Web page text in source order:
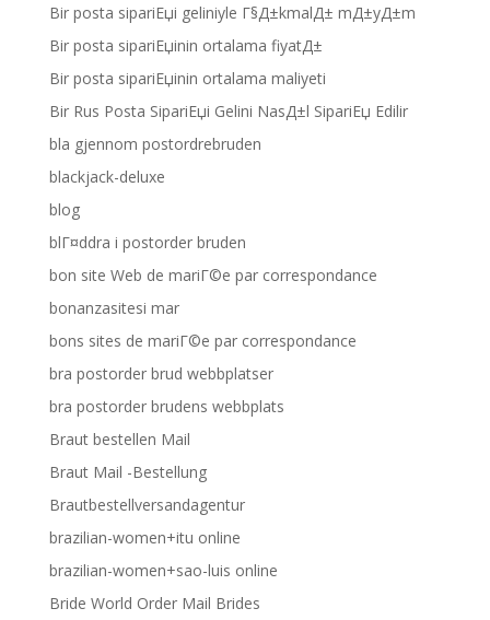
Bir posta sipariЕџi geliniyle Г§Д±kmalД± mД±yД±m
Bir posta sipariЕџinin ortalama fiyatД±
Bir posta sipariЕџinin ortalama maliyeti
Bir Rus Posta SipariЕџi Gelini NasД±l SipariЕџ Edilir
bla gjennom postordrebruden
blackjack-deluxe
blog
blГ¤ddra i postorder bruden
bon site Web de mariГ©e par correspondance
bonanzasitesi mar
bons sites de mariГ©e par correspondance
bra postorder brud webbplatser
bra postorder brudens webbplats
Braut bestellen Mail
Braut Mail -Bestellung
Brautbestellversandagentur
brazilian-women+itu online
brazilian-women+sao-luis online
Bride World Order Mail Brides